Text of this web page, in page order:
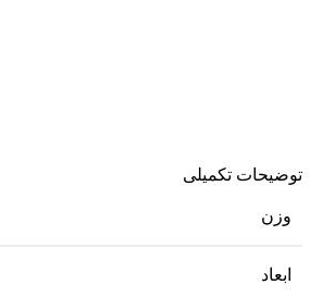
توضیحات تکمیلی
وزن
ابعاد